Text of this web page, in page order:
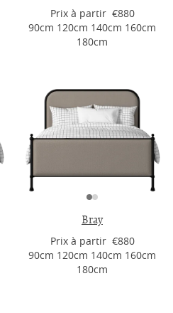
Prix ​​à partir €880
90cm 120cm 140cm 160cm
180cm
Bray
Prix ​​à partir €880
90cm 120cm 140cm 160cm
180cm